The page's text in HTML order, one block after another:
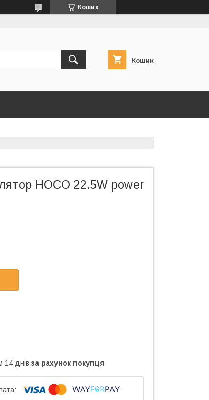
Кошик
Кошик
HOCO 22.5W power
14 днів за рахунок покупця